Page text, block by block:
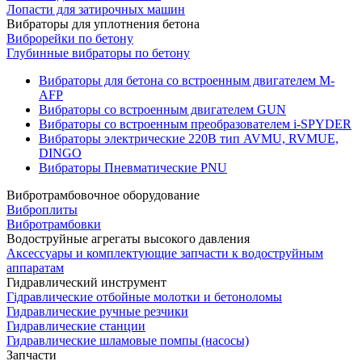
Лопасти для затирочных машин
Вибраторы для уплотнения бетона
Виброрейки по бетону
Глубинные вибраторы по бетону
Вибраторы для бетона со встроенным двигателем M-
AFP
Вибраторы со встроенным двигателем GUN
Вибраторы со встроенным преобразователем i-SPYDER
Вибраторы электрические 220B тип AVMU, RVMUE,
DINGO
Вибраторы Пневматические PNU
Вибротрамбовочное оборудование
Виброплиты
Вибротрамбовки
Водоструйные агрегаты высокого давления
Аксессуары и комплектующие запчасти к водоструйным
аппаратам
Гидравлический инструмент
Гідравлические отбойные молотки и бетоноломы
Гидравлические ручные резчики
Гидравлические станции
Гидравлические шламовые помпы (насосы)
Запчасти